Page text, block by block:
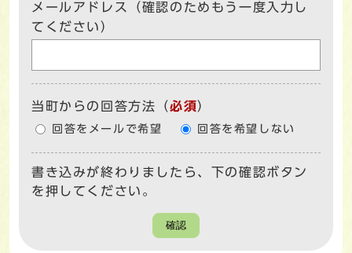
メールアドレス（確認のためもう一度入力し
てください）
当町からの回答方法 （必須）
回答をメールで希望 回答を希望しない
書き込みが終わりましたら、下の確認ボタン
を押してください。
確認